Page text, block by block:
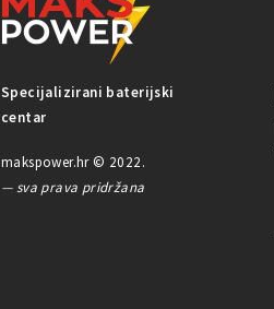
Specijalizirani baterijski
centar
makspower.hr © 2022.
— sva prava pridržana